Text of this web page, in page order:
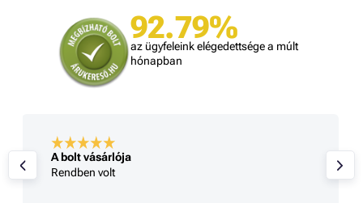
92.79%
az ügyfeleink elégedettsége a múlt
hónapban
A bolt vásárlója
Rendben volt